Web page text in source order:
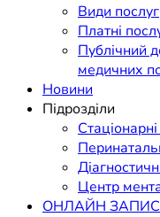
Види послуг
Платні
Публічний
медичних
Новини
Підрозділи
Центр
ОНЛАЙН ЗАПИС